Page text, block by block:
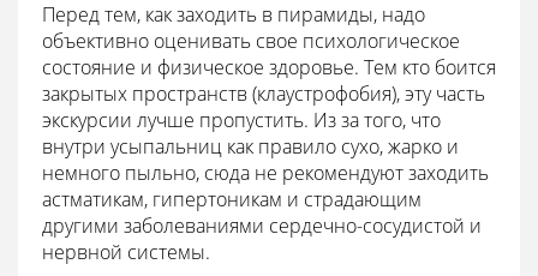
Перед тем, как заходить в пирамиды, надо
объективно оценивать свое психологическое
состояние и физическое здоровье. Тем кто боится
закрытых пространств (клаустрофобия), эту часть
экскурсии лучше пропустить. Из за того, что
внутри усыпальниц как правило сухо, жарко и
немного пыльно, сюда не рекомендуют заходить
астматикам, гипертоникам и страдающим
другими заболеваниями сердечно-сосудистой и
нервной системы.